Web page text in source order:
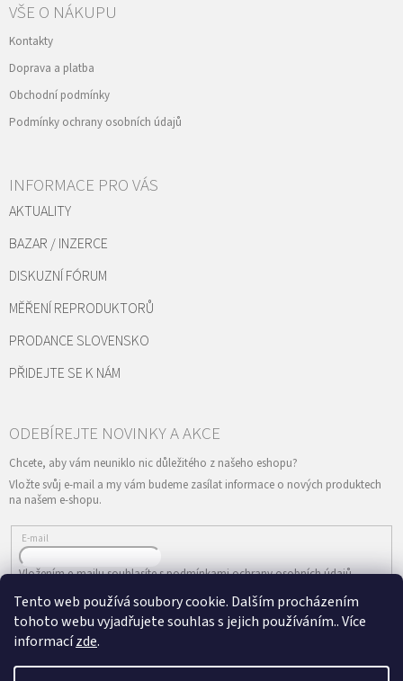
Tento web používá soubory cookie. Dalším procházením
tohoto webu vyjadřujete souhlas s jejich používáním.. Více
informacízde.
VŠE O NÁKUPU
Kontakty
Doprava a platba
Obchodní podmínky
Podmínky ochrany osobních údajů
INFORMACE PRO VÁS
AKTUALITY
BAZAR / INZERCE
DISKUZNÍ FÓRUM
MĚŘENÍ REPRODUKTORŮ
PRODANCE SLOVENSKO
PŘIDEJTE SE K NÁM
Vložte svůj e-mail a my vám budeme zasílat informace o nových produktech
na našem e-shopu.
E-mail
Vložením e-mailu souhlasíte spodmínkami ochrany osobních údajů
PŘIHLÁSIT SE